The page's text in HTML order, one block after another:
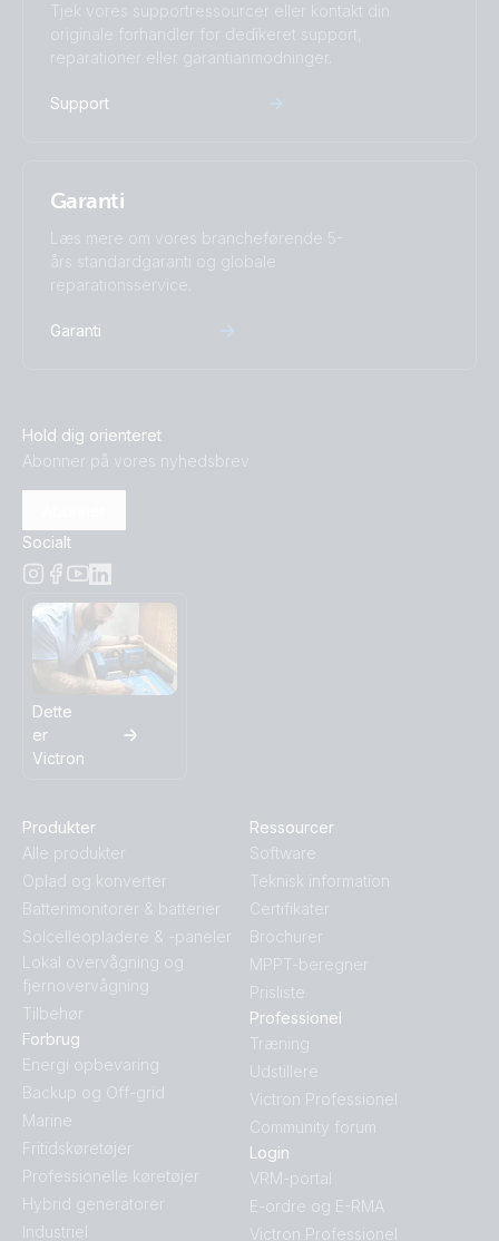
Tjek vores supportressourcer eller kontakt din
originale forhandler for dedikeret support,
reparationer eller garantianmodninger.
Support
Garanti
Læs mere om vores brancheførende 5-
års standardgaranti og globale
reparationsservice.
Garanti
Hold dig orienteret
Abonner på vores nyhedsbrev
Socialt
Dette
er
Victron
Produkter
Alle produkter
Oplad og konverter
Batterimonitorer & batterier
Solcelleopladere & -paneler
Lokal overvågning og
fjernovervågning
Tilbehør
Forbrug
Energi opbevaring
Backup og Off-grid
Marine
Fritidskøretøjer
Professionelle køretøjer
Hybrid generatorer
Industriel
Ressourcer
Software
Teknisk information
Certifikater
Brochurer
MPPT-beregner
Prisliste
Professionel
Træning
Udstillere
Victron Professionel
Community forum
Login
VRM-portal
E-ordre og E-RMA
Victron Professionel